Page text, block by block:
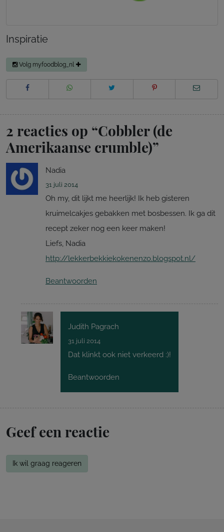
Inspiratie
Volg myfoodblog_nl
2 reacties op “Cobbler (de
Amerikaanse crumble)”
Nadia
31 juli 2014
Oh my, dit lijkt me heerlijk! Ik heb gisteren
kruimelcakjes gebakken met bosbessen. Ik ga dit
recept zeker nog een keer maken!
Liefs, Nadia
http://lekkerbekkiekokenenzo.blogspot.nl/
Beantwoorden
Judith Pagrach
31 juli 2014
Dat klinkt ook niet verkeerd :)!
Beantwoorden
Geef een reactie
Ik wil graag reageren